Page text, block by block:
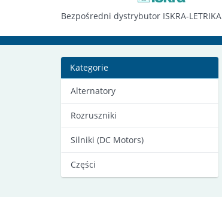
Bezpośredni dystrybutor ISKRA-LETRIKA
Kategorie
Alternatory
Rozruszniki
Silniki (DC Motors)
Części